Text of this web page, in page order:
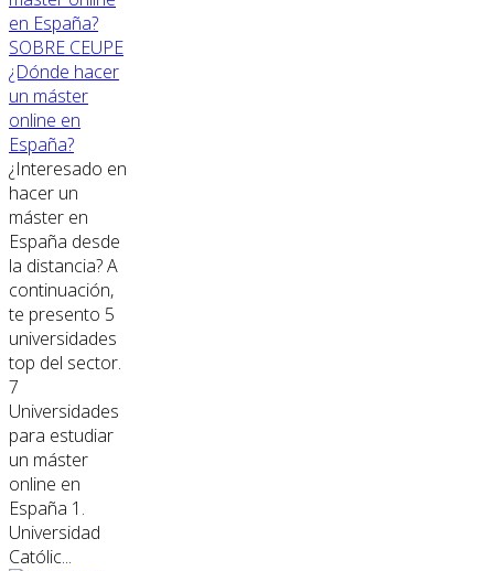
SOBRE CEUPE
¿Dónde hacer
un máster
online en
España?
¿Interesado en
hacer un
máster en
España desde
la distancia? A
continuación,
te presento 5
universidades
top del sector.
7
Universidades
para estudiar
un máster
online en
España 1.
Universidad
Católic...